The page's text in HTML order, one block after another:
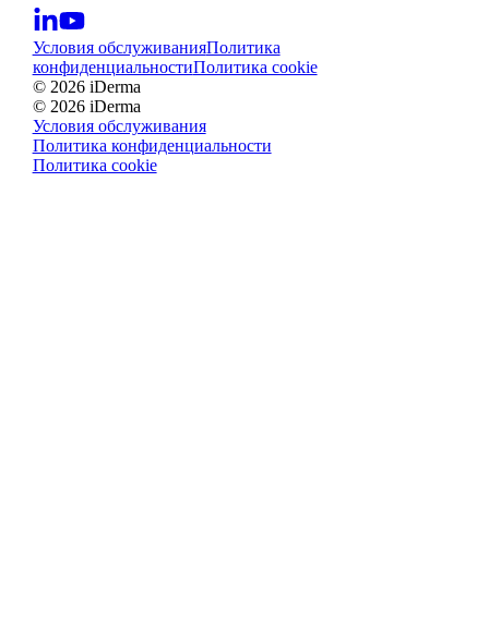
Условия обслуживанияПолитика
конфиденциальностиПолитика cookie
© 2026 iDerma
© 2026 iDerma
Условия обслуживания
Политика конфиденциальности
Политика cookie